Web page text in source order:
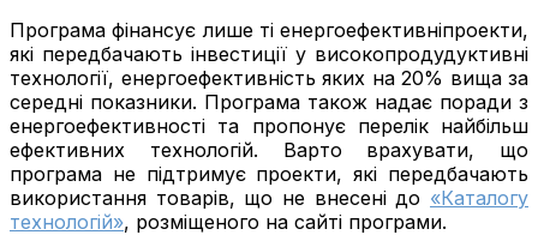
Програма фінансує лише ті енергоефективніпроекти,
які передбачають інвестиції у високопродудуктивні
технології, енергоефективність яких на 20% вища за
середні показники. Програма також надає поради з
енергоефективності та пропонує перелік найбільш
ефективних технологій. Варто врахувати, що
програма не підтримує проекти, які передбачають
використання товарів, що не внесені до «Каталогу
технологій», розміщеного на сайті програми.